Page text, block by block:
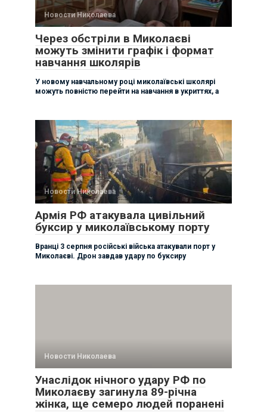
Новости Николаева
Через обстріли в Миколаєві
можуть змінити графік і формат
навчання школярів
У новому навчальному році миколаївські школярі
можуть повністю перейти на навчання в укриттях, а
Новости Николаева
Армія РФ атакувала цивільний
буксир у миколаївському порту
Вранці 3 серпня російські війська атакували порт у
Миколаєві. Дрон завдав удару по буксиру
Новости Николаева
Унаслідок нічного удару РФ по
Миколаєву загинула 89-річна
жінка, ще семеро людей поранені